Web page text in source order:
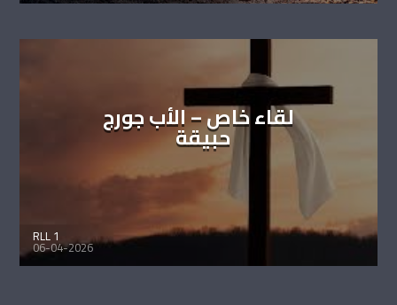
لقاء خاص – الأب جورج
حبيقة
RLL 1
06-04-2026